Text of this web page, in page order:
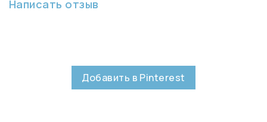
Написать отзыв
Добавить в Pinterest